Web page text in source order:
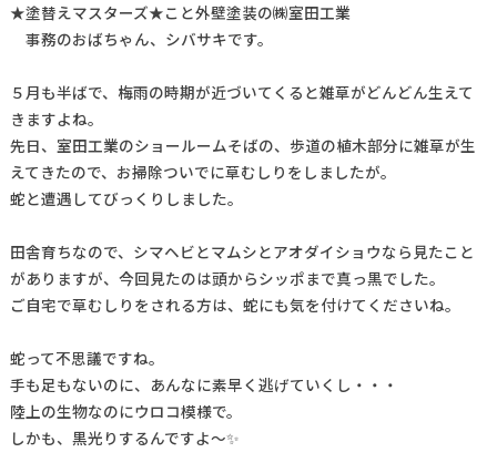
★塗替えマスターズ★こと外壁塗装の㈱室田工業
事務のおばちゃん、シバサキです。
５月も半ばで、梅雨の時期が近づいてくると雑草がどんどん生えて
きますよね。
先日、室田工業のショールームそばの、歩道の植木部分に雑草が生
えてきたので、お掃除ついでに草むしりをしましたが。
蛇と遭遇してびっくりしました。
田舎育ちなので、シマヘビとマムシとアオダイショウなら見たこと
がありますが、今回見たのは頭からシッポまで真っ黒でした。
ご自宅で草むしりをされる方は、蛇にも気を付けてくださいね。
蛇って不思議ですね。
手も足もないのに、あんなに素早く逃げていくし・・・
陸上の生物なのにウロコ模様で。
しかも、黒光りするんですよ～✨